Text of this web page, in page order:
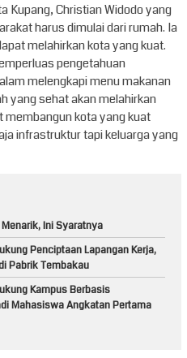
Kupang, Christian Widodo yang
harus dimulai dari rumah. Ia
melahirkan kota yang kuat.
pengetahuan
melengkapi menu makanan
yang sehat akan melahirkan
membangun kota yang kuat
infrastruktur tapi keluarga yang
Ini Syaratnya
Penciptaan Lapangan Kerja,
Pabrik Tembakau
Kampus Berbasis
Mahasiswa Angkatan Pertama